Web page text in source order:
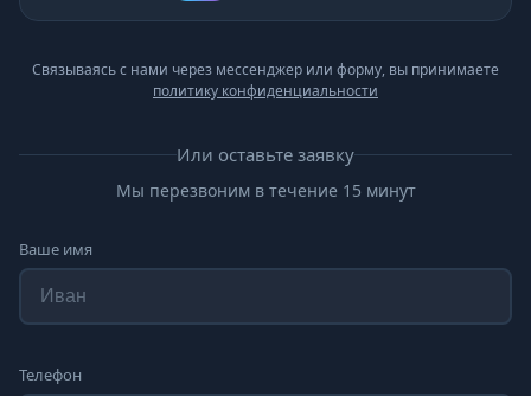
Связываясь с нами через мессенджер или форму, вы принимаете
политику конфиденциальности
Или оставьте заявку
Мы перезвоним в течение 15 минут
Ваше имя
Телефон